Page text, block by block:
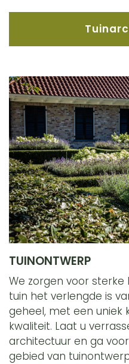
TUINONTWERP
We zorgen voor sterke
tuin het verlengde is
geheel, met een uniek
kwaliteit. Laat u
architectuur en ga
gebied van